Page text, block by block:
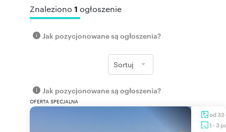
Znaleziono 1 ogłoszenie
Jak pozycjonowane są ogłoszenia?
Sortuj
Jak pozycjonowane są ogłoszenia?
OFERTA SPECJALNA
od 32
1 - 3